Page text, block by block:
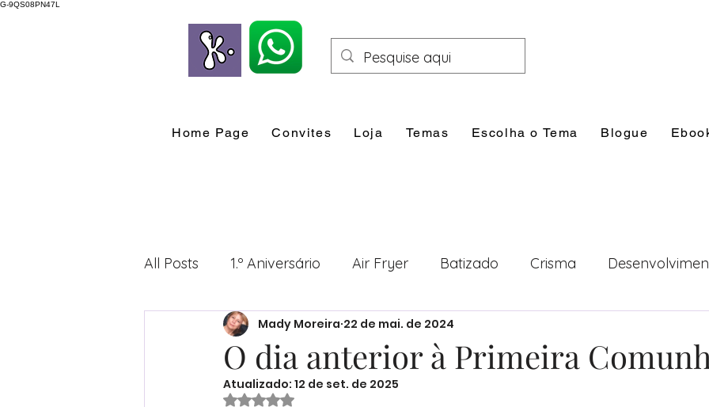
G-9QS08PN47L
Home Page Convites Loja Temas Escolha o Tema Blogue
All Posts 1.º Aniversário Air Fryer Batizado Crisma
Desenvolvimento Profissional Festas
Receitas Ser Mulher Sugestões de Textos
O dia anterior à Primeira
Mady Moreira 22 de mai. de 2024
Atualizado: 12 de set. de 2025
Avaliado com NaN de 5 estrelas.